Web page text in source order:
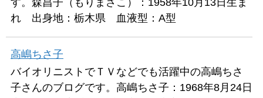
れ 出身地：栃木県 血液型：A型
高嶋ちさ子
バイオリニストでＴＶなどでも活躍中の高嶋ちさ
子さんのブログです。高嶋ちさ子：1968年8月24日